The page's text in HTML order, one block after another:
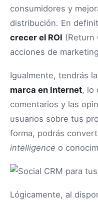
consumidores y
distribución. En
crecer el ROI (Return
acciones de
Igualmente, tendrás
marca en Internet, lo
comentarios y las
usuarios sobre tus
forma, podrás
intelligence o
Lógicamente, al